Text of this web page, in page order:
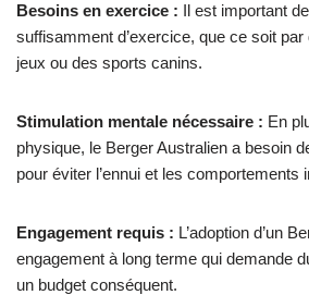
Besoins en exercice : Il est important
suffisamment d’exercice, que ce soit
jeux ou des sports canins.
Stimulation mentale nécessaire : En
physique, le Berger Australien a besoin
pour éviter l’ennui et les comportements
Engagement requis : L’adoption d’un
engagement à long terme qui demande
un budget conséquent.